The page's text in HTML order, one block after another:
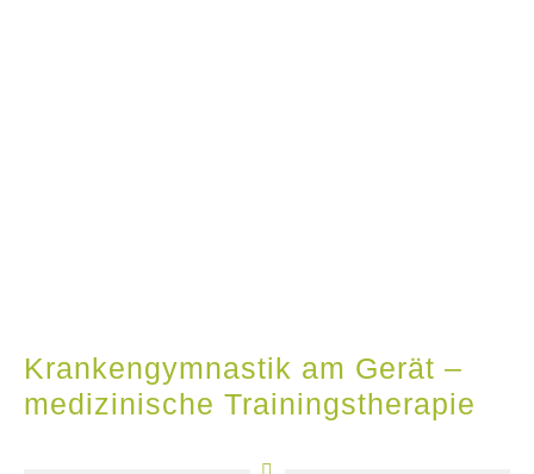
Krankengymnastik am Gerät –
medizinische Trainingstherapie